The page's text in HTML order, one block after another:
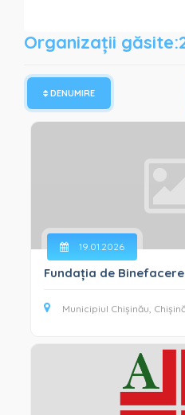
PROTECȚIA
SPORT, TURISM, ODIHNĂ
SPRIJIN PENTRU FAMILII
SPRIJIN PERSOANELOR
SPRIJIN PERSOANELOR
INTEGRITATE ȘI
GESTIONAREA
Organizații
DENUMIRE
19.01.2026
Fundația de
Municipiul Chișinău,